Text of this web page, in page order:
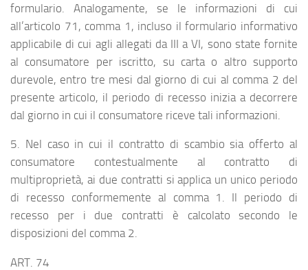
formulario. Analogamente, se le informazioni di cui
all’articolo 71, comma 1, incluso il formulario informativo
applicabile di cui agli allegati da III a VI, sono state fornite
al consumatore per iscritto, su carta o altro supporto
durevole, entro tre mesi dal giorno di cui al comma 2 del
presente articolo, il periodo di recesso inizia a decorrere
dal giorno in cui il consumatore riceve tali informazioni.
5. Nel caso in cui il contratto di scambio sia offerto al
consumatore contestualmente al contratto di
multiproprietà, ai due contratti si applica un unico periodo
di recesso conformemente al comma 1. Il periodo di
recesso per i due contratti è calcolato secondo le
disposizioni del comma 2.
ART. 74